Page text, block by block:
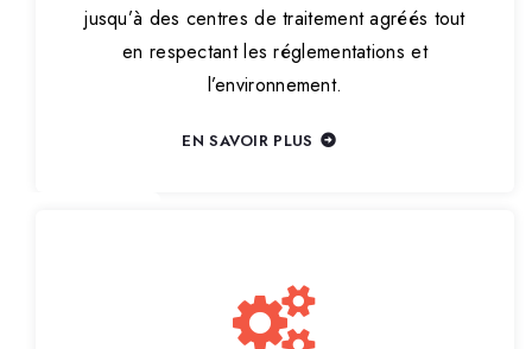
jusqu’à des centres de traitement agréés tout
en respectant les réglementations et
l’environnement.
EN SAVOIR PLUS